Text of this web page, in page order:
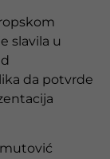
slavila u
da potvrde